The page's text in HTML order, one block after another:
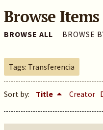
Browse
BROWSE ALL BROWSE
Tags: Transferencia
Sort by: Title Creator